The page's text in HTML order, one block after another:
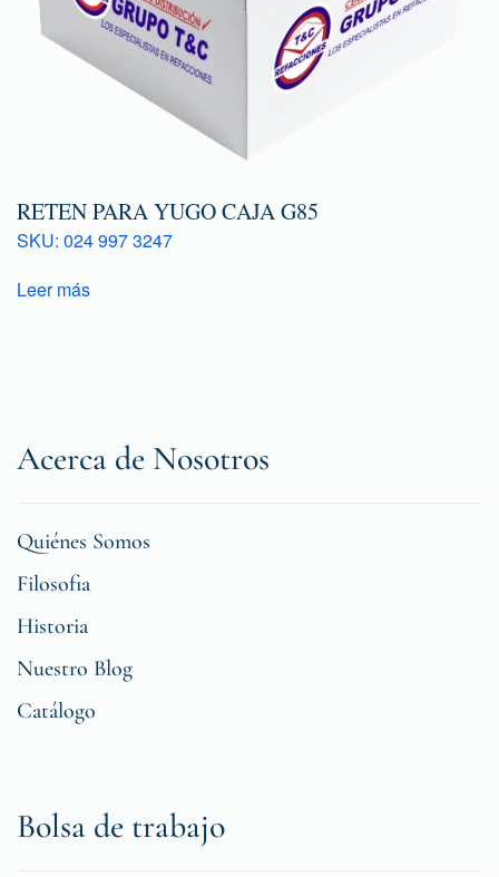
RETEN PARA YUGO CAJA G85
SKU: 024 997 3247
Leer más
Acerca de Nosotros
Quiénes Somos
Filosofia
Historia
Nuestro Blog
Catálogo
Bolsa de trabajo